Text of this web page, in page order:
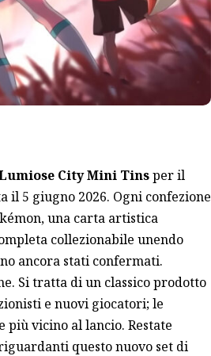
City Mini Tinsper il
il 5 giugno 2026. Ogni confezione
una carta artistica
collezionabile unendo
ancora stati confermati.
Si tratta di un classico prodotto
e nuovi giocatori; le
vicino al lancio. Restate
questo nuovo set di